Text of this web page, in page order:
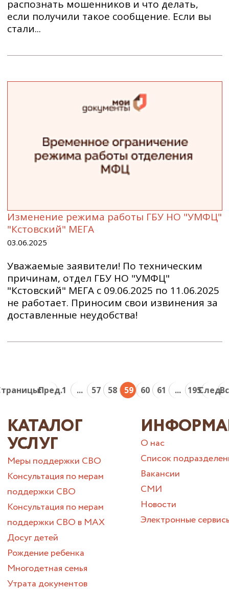
распознать мошенников и что делать,
если получили такое сообщение. Если вы
стали...
Изменение режима работы ГБУ НО "УМФЦ"
"Кстовский" МЕГА
03.06.2025
Уважаемые заявители! По техническим
причинам, отдел ГБУ НО "УМФЦ"
"Кстовский" МЕГА с 09.06.2025 по 11.06.2025
не работает. Приносим свои извинения за
доставленные неудобства!
Пред.1 ... 57 58 59 60 61 ... 195След.
КАТАЛОГ
УСЛУГ
Меры поддержки СВО
Консультация по мерам
поддержки СВО
Консультация по мерам
поддержки СВО в МАХ
Досуг детей
Рождение ребенка
Многодетная семья
Утрата документов
О нас
Список
Вакансии
СМИ
Новости
Электронные